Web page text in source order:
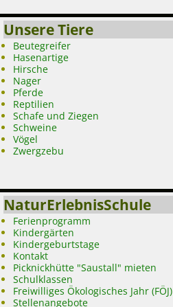
Unsere Tiere
Beutegreifer
Hasenartige
Hirsche
Nager
Pferde
Reptilien
Schafe und Ziegen
Schweine
Vögel
Zwergzebu
NaturErlebnisSchule
Ferienprogramm
Kindergärten
Kindergeburtstage
Kontakt
Picknickhütte "Saustall" mieten
Schulklassen
Freiwilliges Ökologisches Jahr (FÖJ)
Stellenangebote